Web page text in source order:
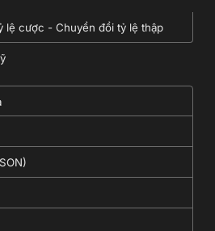
lệ cược - Chuyển đổi tỷ lệ thập